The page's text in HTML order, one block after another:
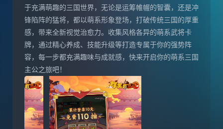
于充满萌趣的三国世界，无论是运筹帷幄的智囊，还是冲
锋陷阵的猛将，都以萌系形象登场，打破传统三国的厚重
感，带来全新视觉治愈力。收集风格各异的萌系武将卡
牌，通过精心养成、技能升级等打造专属于你的强势阵
容，每一步都充满趣味与成就感，快来开启你的萌系三国
主公之旅吧！